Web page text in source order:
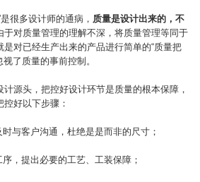
很多设计师的通病， 质量是设计出来的，不
于对质量管理的理解不深，将质量管理等同于
对已经生产出来的产品进行简单的“质量把
视了质量的事前控制。
源头，把控好设计环节是质量的根本保障，
好以下步骤：
与客户沟通，杜绝是是而非的尺寸；
，提出必要的工艺、工装保障；